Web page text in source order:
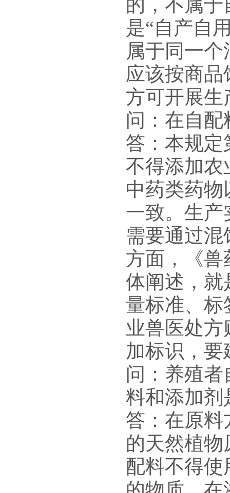
的，不属
是“自产自
属于同一
应该按商
方可开展生
问：在自
答：本规定
不得添加农
中药类药
一致。生产
需要通过
方面，《兽
体阐述，就
量标准、标
业兽医处
加标识，
问：养殖
料和添加剂
答：在原料
的天然植
配料不得使